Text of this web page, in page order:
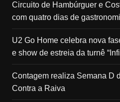
Circuito de Hambúrguer e
com quatro dias de
U2 Go Home celebra nova
e show de estreia da turnê
Contagem realiza Semana D
Contra a Raiva